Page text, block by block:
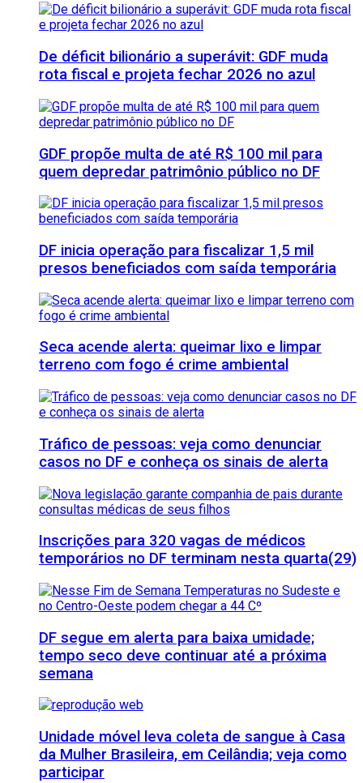
De déficit bilionário a superávit: GDF muda
rota fiscal e projeta fechar 2026 no azul
GDF propõe multa de até R$ 100 mil para
quem depredar patrimônio público no DF
DF inicia operação para fiscalizar 1,5 mil
presos beneficiados com saída temporária
Seca acende alerta: queimar lixo e limpar
terreno com fogo é crime ambiental
Tráfico de pessoas: veja como denunciar
casos no DF e conheça os sinais de alerta
Inscrições para 320 vagas de médicos
temporários no DF terminam nesta quarta(29)
DF segue em alerta para baixa umidade;
tempo seco deve continuar até a próxima
semana
Unidade móvel leva coleta de sangue à Casa
da Mulher Brasileira, em Ceilândia; veja como
participar